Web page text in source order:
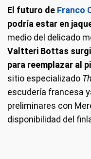
El futuro de Franco
podría estar en
medio del delicado
Valtteri Bottas
para reemplazar al
sitio especializado
escudería francesa
preliminares con
disponibilidad del